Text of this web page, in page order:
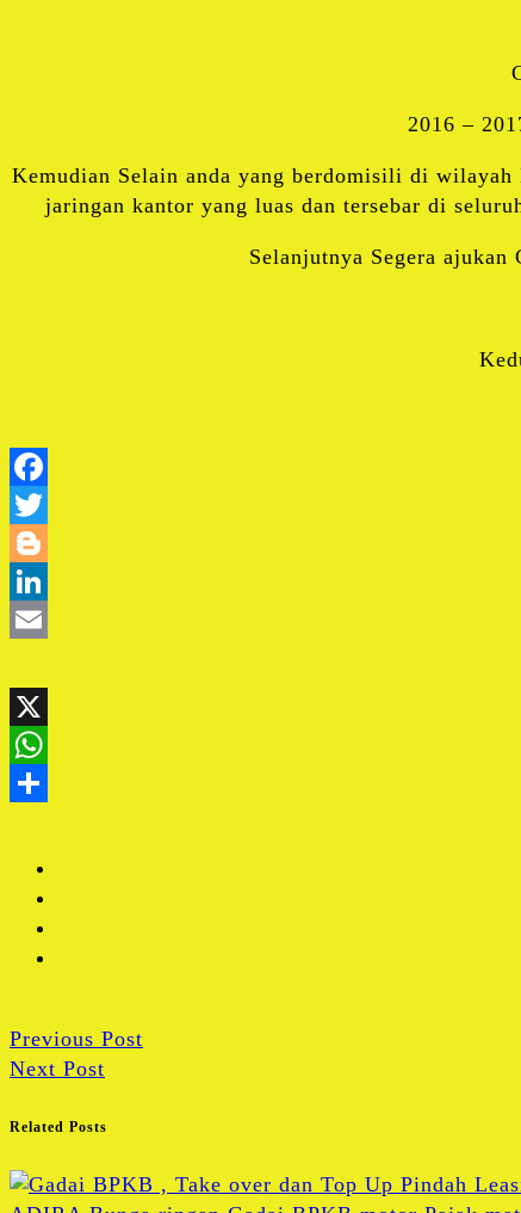
2016 –
Kemudian Selain anda yang berdomisili di
jaringan kantor yang luas dan tersebar di
Selanjutnya Segera
Previous Post
Next Post
Related Posts